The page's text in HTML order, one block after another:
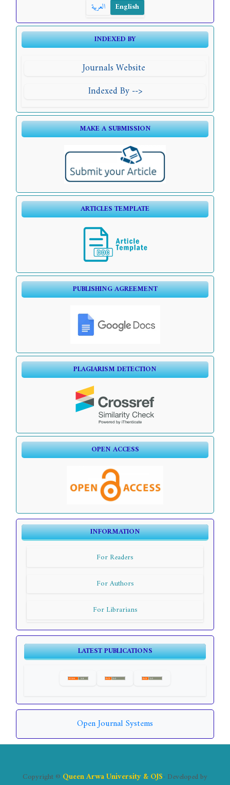
العربية
English
INDEXED BY
Journals Website
Indexed By -->
MAKE A SUBMISSION
ARTICLES TEMPLATE
PUBLISHING AGREEMENT
PLAGIARISM DETECTION
OPEN ACCESS
INFORMATION
For Readers
For Authors
For Librarians
LATEST PUBLICATIONS
Open Journal Systems
Copyright © Queen Arwa University & OJS- Developed by